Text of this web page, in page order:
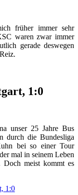
früher immer sehr
waren zwar immer
gerade deswegen
1:0
unser 25 Jahre Bus
durch die Bundesliga
bei so einer Tour
mal in seinem Leben
meist kommt es
1:0